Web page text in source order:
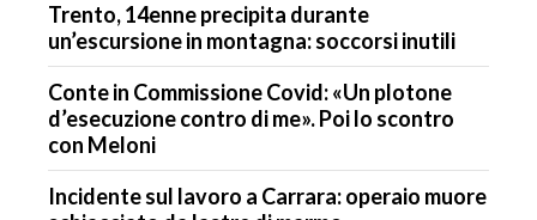
Trento, 14enne precipita durante
un’escursione in montagna: soccorsi inutili
Conte in Commissione Covid: «Un plotone
d’esecuzione contro di me». Poi lo scontro
con Meloni
Incidente sul lavoro a Carrara: operaio muore